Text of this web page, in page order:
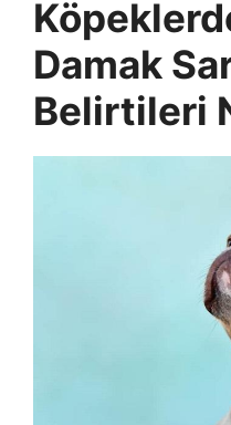
Damak
Belirtileri